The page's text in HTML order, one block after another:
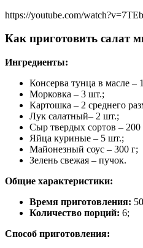
https://youtube.com/
Как приготовить салат
Ингредиенты:
Консерва тунца в масле –
Морковка – 3 шт.;
Картошка – 2 среднего
Лук салатный– 2 шт.;
Сыр твердых сортов – 200
Яйца куриные – 5 шт.;
Майонезный соус – 300 г;
Зелень свежая – пучок.
Общие характеристики:
Время приготовления:
Количество порций: 6;
Способ приготовления: